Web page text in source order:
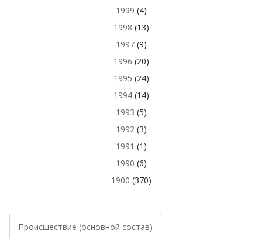
1999 (4)
1998 (13)
1997(9)
1996 (20)
1995 (24)
1994(14)
1993 (5)
1992(3)
1991 (1)
1990 (6)
1900 (370)
Происшествие (основной состав)